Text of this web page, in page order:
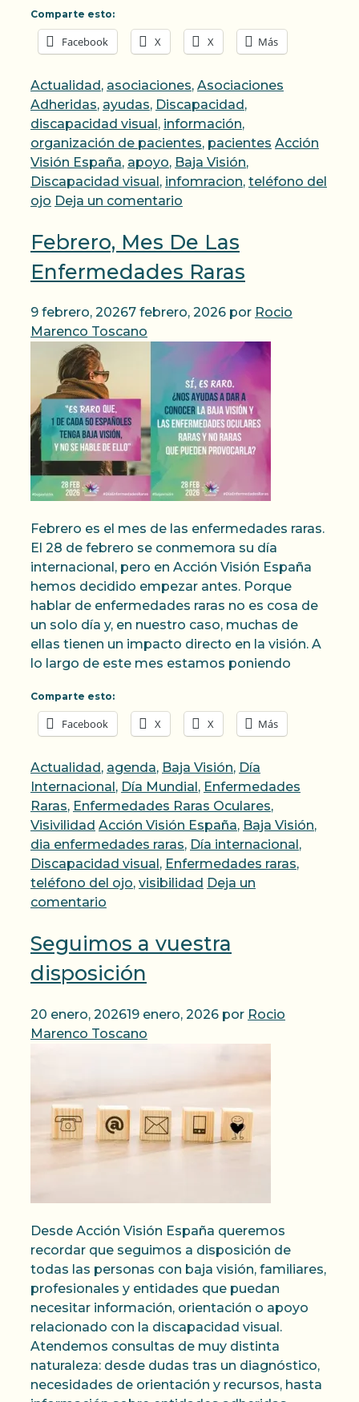
Comparte esto:
Facebook X X Más
Categorías
Actualidad, asociaciones, Asociaciones
Adheridas, ayudas, Discapacidad,
discapacidad visual, información,
organización de pacientes, pacientes Etiquetas
Acción
Visión España, apoyo, Baja Visión,
Discapacidad visual, infomracion, teléfono del
ojo Deja un comentario
Febrero, Mes De Las
Enfermedades Raras
9 febrero, 20267 febrero, 2026 por Rocio
Marenco Toscano
Febrero es el mes de las enfermedades raras.
El 28 de febrero se conmemora su día
internacional, pero en Acción Visión España
hemos decidido empezar antes. Porque
hablar de enfermedades raras no es cosa de
un solo día y, en nuestro caso, muchas de
ellas tienen un impacto directo en la visión. A
lo largo de este mes estamos poniendo
Comparte esto:
Facebook X X Más
Categorías
Actualidad , agenda, Baja Visión, Día
Internacional , Día Mundial , Enfermedades
Raras, Enfermedades Raras Oculares,
Visivilidad Etiquetas
Acción Visión España, Baja Visión,
dia enfermedades raras, Día internacional ,
Discapacidad visual , Enfermedades raras,
teléfono del ojo, visibilidad Deja un
comentario
Seguimos a vuestra
disposición
20 enero, 202619 enero, 2026 por Rocio
Marenco Toscano
Desde Acción Visión España queremos
recordar que seguimos a disposición de
todas las personas con baja visión, familiares,
profesionales y entidades que puedan
necesitar información, orientación o apoyo
relacionado con la discapacidad visual.
Atendemos consultas de muy distinta
naturaleza: desde dudas tras un diagnóstico,
necesidades de orientación y recursos, hasta